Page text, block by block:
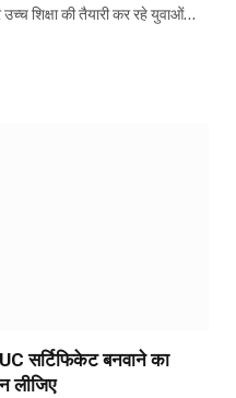
शिक्षा की तैयारी कर रहे युवाओं…
सर्टिफिकेट बनवाने का
लीजिए